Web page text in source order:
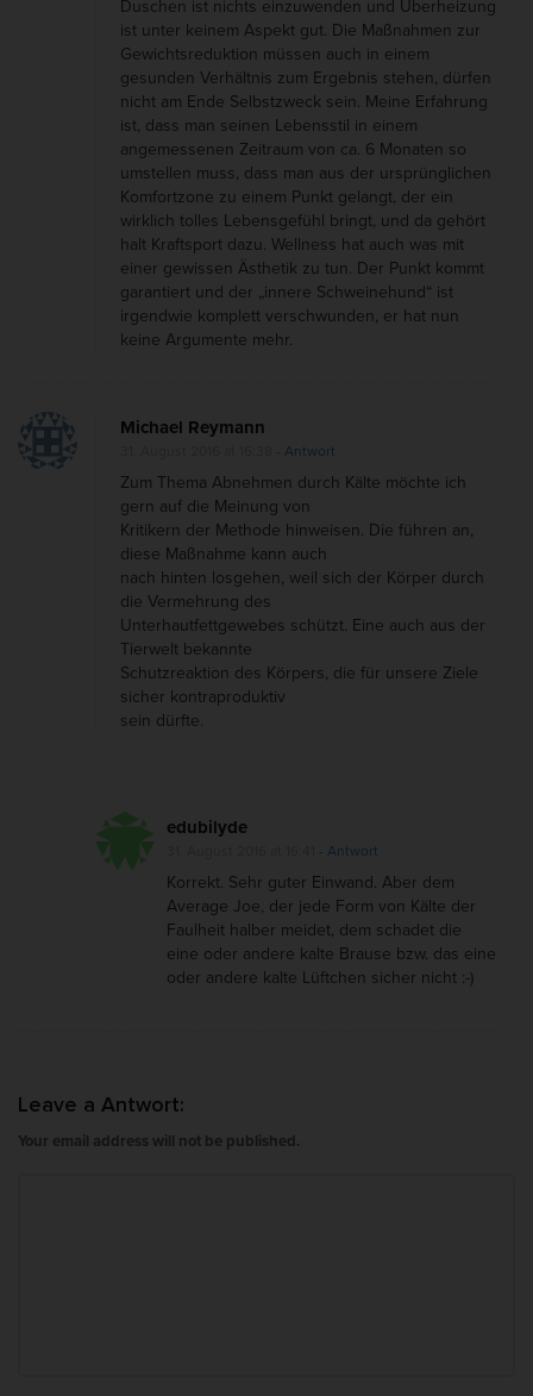
Duschen ist nichts einzuwenden und Überheizung
ist unter keinem Aspekt gut. Die Maßnahmen zur
Gewichtsreduktion müssen auch in einem
gesunden Verhältnis zum Ergebnis stehen, dürfen
nicht am Ende Selbstzweck sein. Meine Erfahrung
ist, dass man seinen Lebensstil in einem
angemessenen Zeitraum von ca. 6 Monaten so
umstellen muss, dass man aus der ursprünglichen
Komfortzone zu einem Punkt gelangt, der ein
wirklich tolles Lebensgefühl bringt, und da gehört
halt Kraftsport dazu. Wellness hat auch was mit
einer gewissen Ästhetik zu tun. Der Punkt kommt
garantiert und der „innere Schweinehund“ ist
irgendwie komplett verschwunden, er hat nun
keine Argumente mehr.
Michael Reymann
- Antwort
Zum Thema Abnehmen durch Kälte möchte ich
gern auf die Meinung von
Kritikern der Methode hinweisen. Die führen an,
diese Maßnahme kann auch
nach hinten losgehen, weil sich der Körper durch
die Vermehrung des
Unterhautfettgewebes schützt. Eine auch aus der
Tierwelt bekannte
Schutzreaktion des Körpers, die für unsere Ziele
sicher kontraproduktiv
sein dürfte.
edubilyde
- Antwort
Korrekt. Sehr guter Einwand. Aber dem
Average Joe, der jede Form von Kälte der
Faulheit halber meidet, dem schadet die
eine oder andere kalte Brause bzw. das eine
oder andere kalte Lüftchen sicher nicht :-)
Leave a Antwort:
Your email address will not be published.